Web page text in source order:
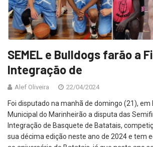
SEMEL e Bulldogs farão a
Integração de
Alef Oliveira 22/04/2024
Foi disputado na manhã de domingo (21), em
Municipal do Marinheirão a disputa das
Integração de Basquete de Batatais,
sua décima edição neste ano de 2024 e tem